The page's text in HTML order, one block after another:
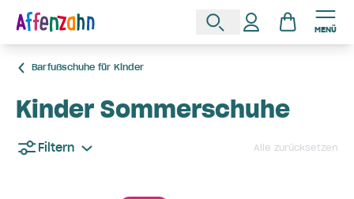
MENÜ
Barfußschuhe für Kinder
Kinder Sommerschuhe
Filtern Alle zurücksetzen